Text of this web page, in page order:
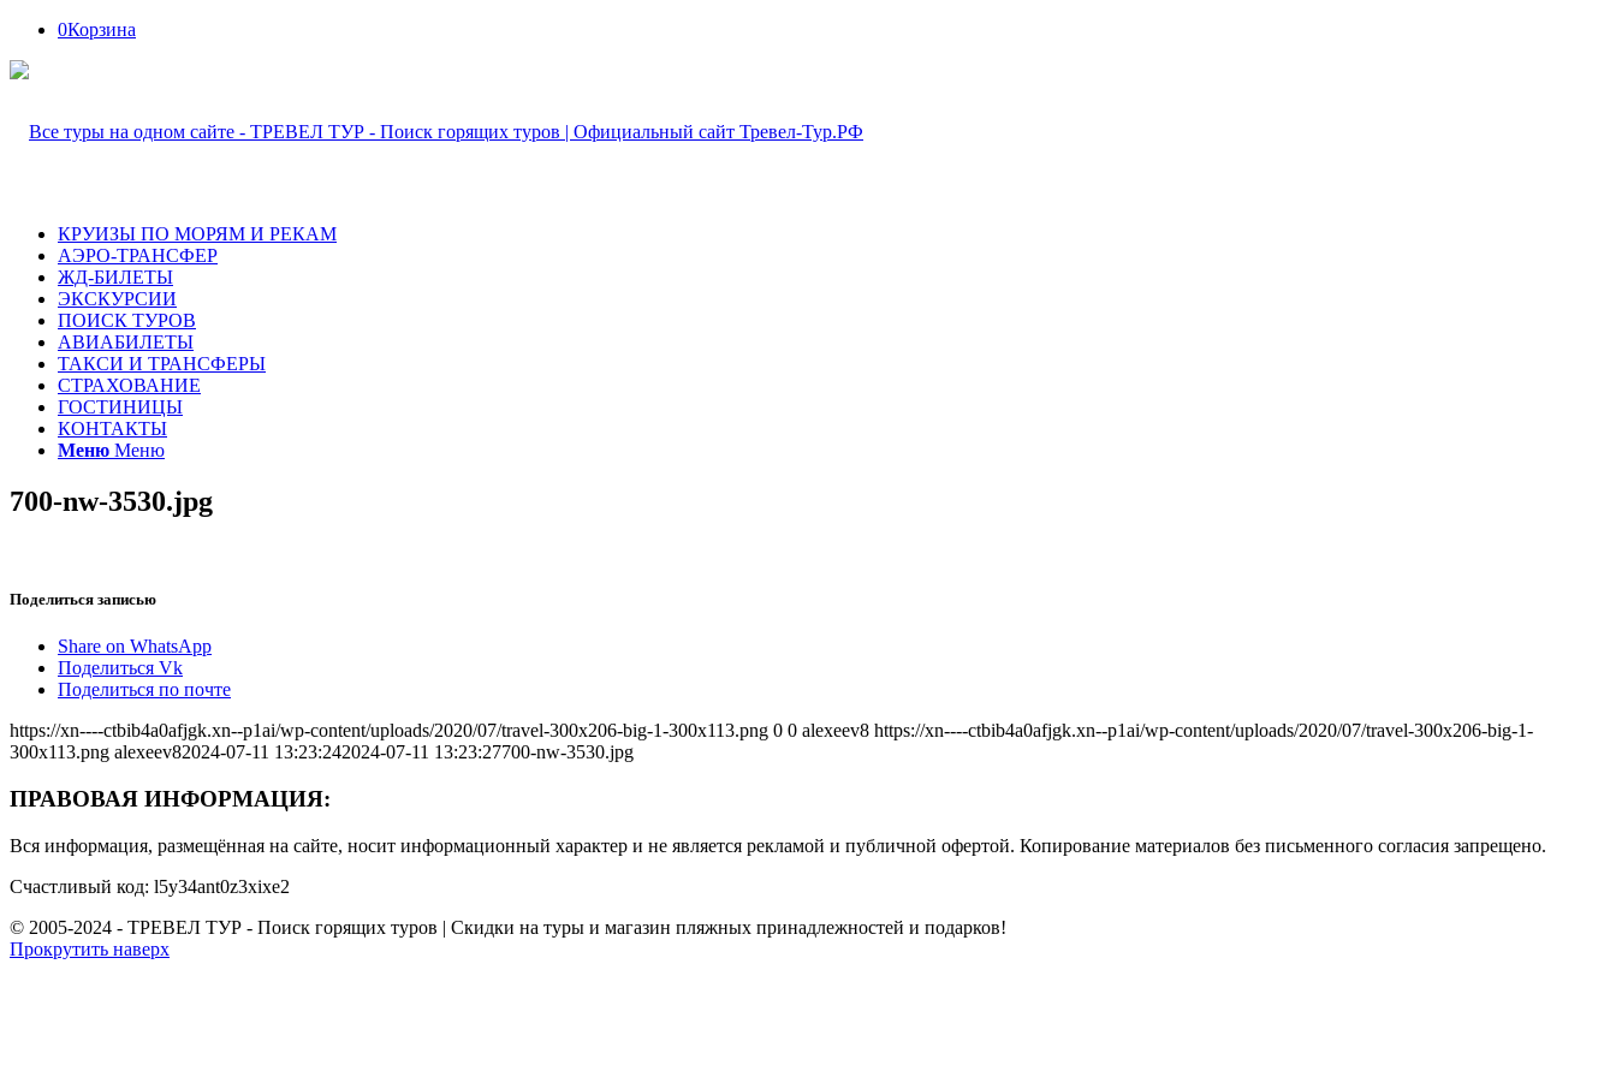
0Корзина
КРУИЗЫ ПО МОРЯМ И РЕКАМ
АЭРО-ТРАНСФЕР
ЖД-БИЛЕТЫ
ЭКСКУРСИИ
ПОИСК ТУРОВ
АВИАБИЛЕТЫ
ТАКСИ И ТРАНСФЕРЫ
СТРАХОВАНИЕ
ГОСТИНИЦЫ
КОНТАКТЫ
Меню Меню
700-nw-3530.jpg
Поделиться записью
Share on WhatsApp
Поделиться Vk
Поделиться по почте
https://xn----ctbib4a0afjgk.xn--p1ai/wp-content/uploads/2020/07/travel-300x206-big-1-300x113.png 0 0 alexeev8 https://xn----ctbib4a0afjgk.xn--p1ai/wp-content/uploads/2020/07/travel-300x206-big-1-
300x113.png alexeev82024-07-11 13:23:242024-07-11 13:23:27700-nw-3530.jpg
ПРАВОВАЯ ИНФОРМАЦИЯ:
Вся информация, размещённая на сайте, носит информационный характер и не является рекламой и публичной офертой. Копирование материалов без письменного согласия запрещено.
Счастливый код: l5y34ant0z3xixe2
© 2005-2024 - ТРЕВЕЛ ТУР - Поиск горящих туров | Скидки на туры и магазин пляжных принадлежностей и подарков!
Прокрутить наверх